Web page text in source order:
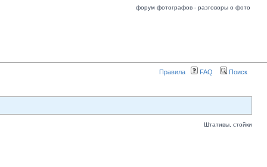
форум фотографов - разговоры о фото
Правила FAQ Поиск
Штативы, стойки